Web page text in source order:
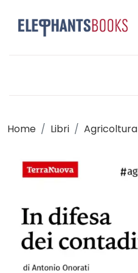
Home Libri Agricoltura